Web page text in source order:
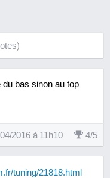
SC
€
bas sinon au top
2016 à 11h10 4/5
tuning/21818.html